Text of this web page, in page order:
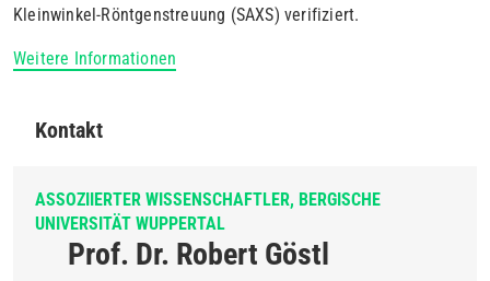
Kleinwinkel-Röntgenstreuung (SAXS) verifiziert.
Weitere Informationen
Kontakt
ASSOZIIERTER WISSENSCHAFTLER, BERGISCHE
UNIVERSITÄT WUPPERTAL
Prof. Dr. Robert Göstl